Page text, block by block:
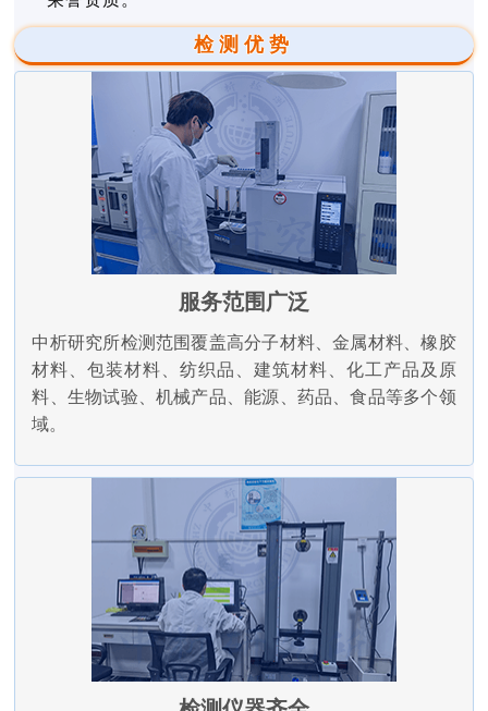
检测优势
服务范围广泛
中析研究所检测范围覆盖高分子材料、金属材料、橡胶
材料、包装材料、纺织品、建筑材料、化工产品及原
料、生物试验、机械产品、能源、药品、食品等多个领
域。